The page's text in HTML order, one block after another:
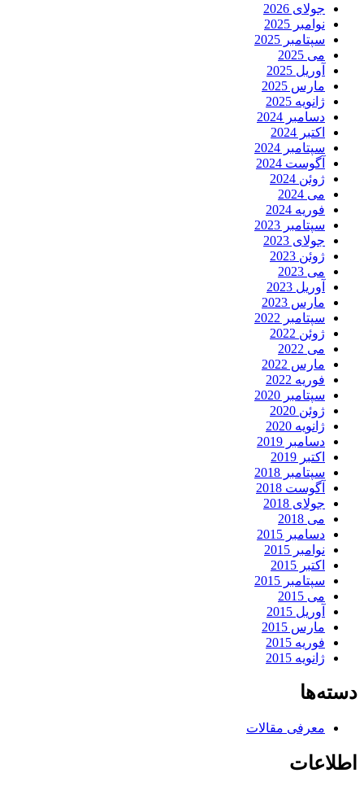
جولای 2026
نوامبر 2025
سپتامبر 2025
می 2025
آوریل 2025
مارس 2025
ژانویه 2025
دسامبر 2024
اکتبر 2024
سپتامبر 2024
آگوست 2024
ژوئن 2024
می 2024
فوریه 2024
سپتامبر 2023
جولای 2023
ژوئن 2023
می 2023
آوریل 2023
مارس 2023
سپتامبر 2022
ژوئن 2022
می 2022
مارس 2022
فوریه 2022
سپتامبر 2020
ژوئن 2020
ژانویه 2020
دسامبر 2019
اکتبر 2019
سپتامبر 2018
آگوست 2018
جولای 2018
می 2018
دسامبر 2015
نوامبر 2015
اکتبر 2015
سپتامبر 2015
می 2015
آوریل 2015
مارس 2015
فوریه 2015
ژانویه 2015
دسته‌ها
معرفی مقالات
اطلاعات